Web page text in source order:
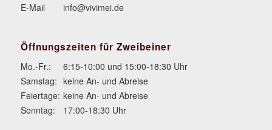
E-Mail
info@vivimei.de
Öffnungszeiten für Zweibeiner
Mo.-Fr.:
6:15-10:00 und 15:00-18:30 Uhr
Samstag: keine An- und Abreise
Feiertage: keine An- und Abreise
Sonntag:
17:00-18:30 Uhr